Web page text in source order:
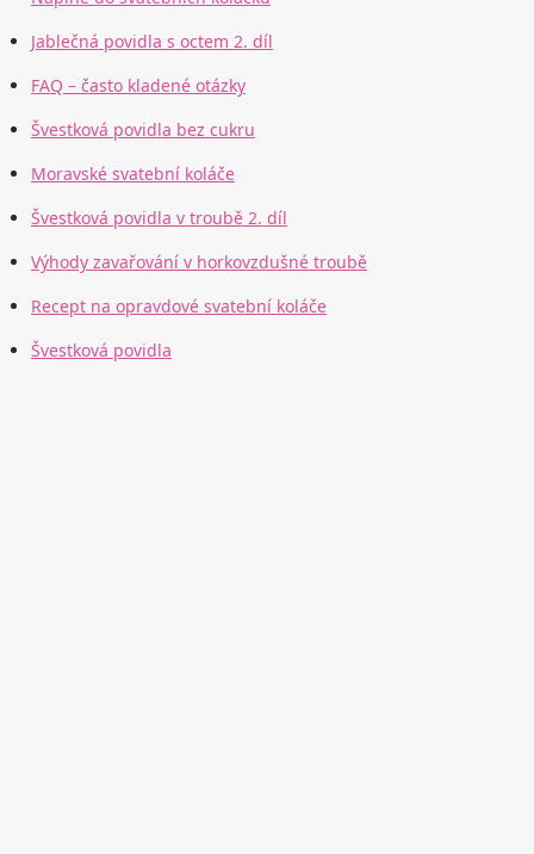
Jablečná povidla s octem 2. díl
FAQ – často kladené otázky
Švestková povidla bez cukru
Moravské svatební koláče
Švestková povidla v troubě 2. díl
Výhody zavařování v horkovzdušné troubě
Recept na opravdové svatební koláče
Švestková povidla